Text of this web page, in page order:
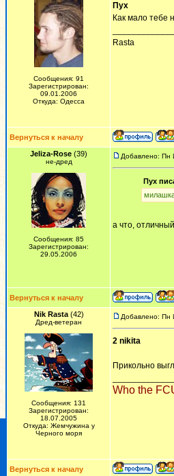
Сообщения: 91
Зарегистрирован:
09.01.2006
Откуда: Одесса
Пух
Как мало тебе
Rasta
Вернуться к началу
Jeliza-Rose (39)
не-дред
Сообщения: 85
Зарегистрирован:
29.05.2006
Добавлено: Пн
Пух
а что,
Вернуться к началу
Nik Rasta(42)
Дред-ветеран
Сообщения: 131
Зарегистрирован:
18.07.2005
Откуда: Жемчужина у
Черного моря
Добавлено: Пн
2 nikita
Прикольно
Who the
Вернуться к началу